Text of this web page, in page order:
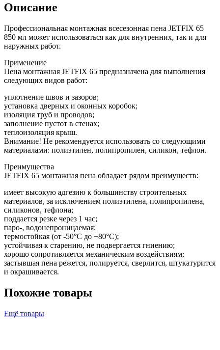
Описание
Профессиональная монтажная всесезонная пена JETFIX 65
850 мл может использоваться как для внутренних, так и для
наружных работ.
Применение
Пена монтажная JETFIX 65 предназначена для выполнения
следующих видов работ:
уплотнение швов и зазоров;
установка дверных и оконных коробок;
изоляция труб и проводов;
заполнение пустот в стенах;
теплоизоляция крыш.
Внимание! Не рекомендуется использовать со следующими
материалами: полиэтилен, полипропилен, силикон, тефлон.
Преимущества
JETFIX 65 монтажная пена обладает рядом преимуществ:
имеет высокую адгезию к большинству строительных
материалов, за исключением полиэтилена, полипропилена,
силиконов, тефлона;
поддается резке через 1 час;
паро-, водонепроницаемая;
термостойкая (от -50°С до +80°С);
устойчивая к старению, не подвергается гниению;
хорошо сопротивляется механическим воздействиям;
застывшая пена режется, полируется, сверлится, штукатурится
и окрашивается.
Похожие товары
Ещё товары